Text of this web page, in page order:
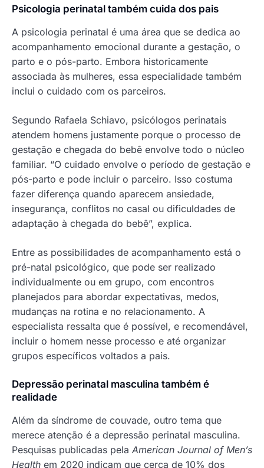
Psicologia perinatal também cuida dos pais
A psicologia perinatal é uma área que se dedica ao
acompanhamento emocional durante a gestação, o
parto e o pós-parto. Embora historicamente
associada às mulheres, essa especialidade também
inclui o cuidado com os parceiros.
Segundo Rafaela Schiavo, psicólogos perinatais
atendem homens justamente porque o processo de
gestação e chegada do bebê envolve todo o núcleo
familiar. “O cuidado envolve o período de gestação e
pós-parto e pode incluir o parceiro. Isso costuma
fazer diferença quando aparecem ansiedade,
insegurança, conflitos no casal ou dificuldades de
adaptação à chegada do bebê”, explica.
Entre as possibilidades de acompanhamento está o
pré-natal psicológico, que pode ser realizado
individualmente ou em grupo, com encontros
planejados para abordar expectativas, medos,
mudanças na rotina e no relacionamento. A
especialista ressalta que é possível, e recomendável,
incluir o homem nesse processo e até organizar
grupos específicos voltados a pais.
Depressão perinatal masculina também é
realidade
Além da síndrome de couvade, outro tema que
merece atenção é a depressão perinatal masculina.
Pesquisas publicadas pela American Journal of Men’s
Health em 2020 indicam que cerca de 10% dos